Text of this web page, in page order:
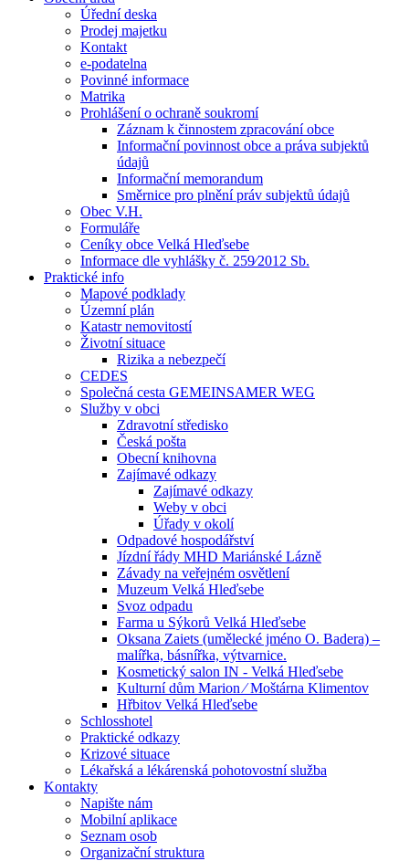
Úřední deska
Prodej majetku
Kontakt
e-podatelna
Povinné informace
Matrika
Prohlášení o ochraně soukromí
Záznam k činnostem zpracování obce
Informační povinnost obce a práva subjektů
údajů
Informační memorandum
Směrnice pro plnění práv subjektů údajů
Obec V.H.
Formuláře
Ceníky obce Velká Hleďsebe
Informace dle vyhlášky č. 259⁄2012 Sb.
Praktické info
Mapové podklady
Územní plán
Katastr nemovitostí
Životní situace
Rizika a nebezpečí
CEDES
Společná cesta GEMEINSAMER WEG
Služby v obci
Zdravotní středisko
Česká pošta
Obecní knihovna
Zajímavé odkazy
Zajímavé odkazy
Weby v obci
Úřady v okolí
Odpadové hospodářství
Jízdní řády MHD Mariánské Lázně
Závady na veřejném osvětlení
Muzeum Velká Hleďsebe
Svoz odpadu
Farma u Sýkorů Velká Hleďsebe
Oksana Zaiets (umělecké jméno O. Badera) –
malířka, básnířka, výtvarnice.
Kosmetický salon IN - Velká Hleďsebe
Kulturní dům Marion ⁄ Moštárna Klimentov
Hřbitov Velká Hleďsebe
Schlosshotel
Praktické odkazy
Krizové situace
Lékařská a lékárenská pohotovostní služba
Kontakty
Napište nám
Mobilní aplikace
Seznam osob
Organizační struktura